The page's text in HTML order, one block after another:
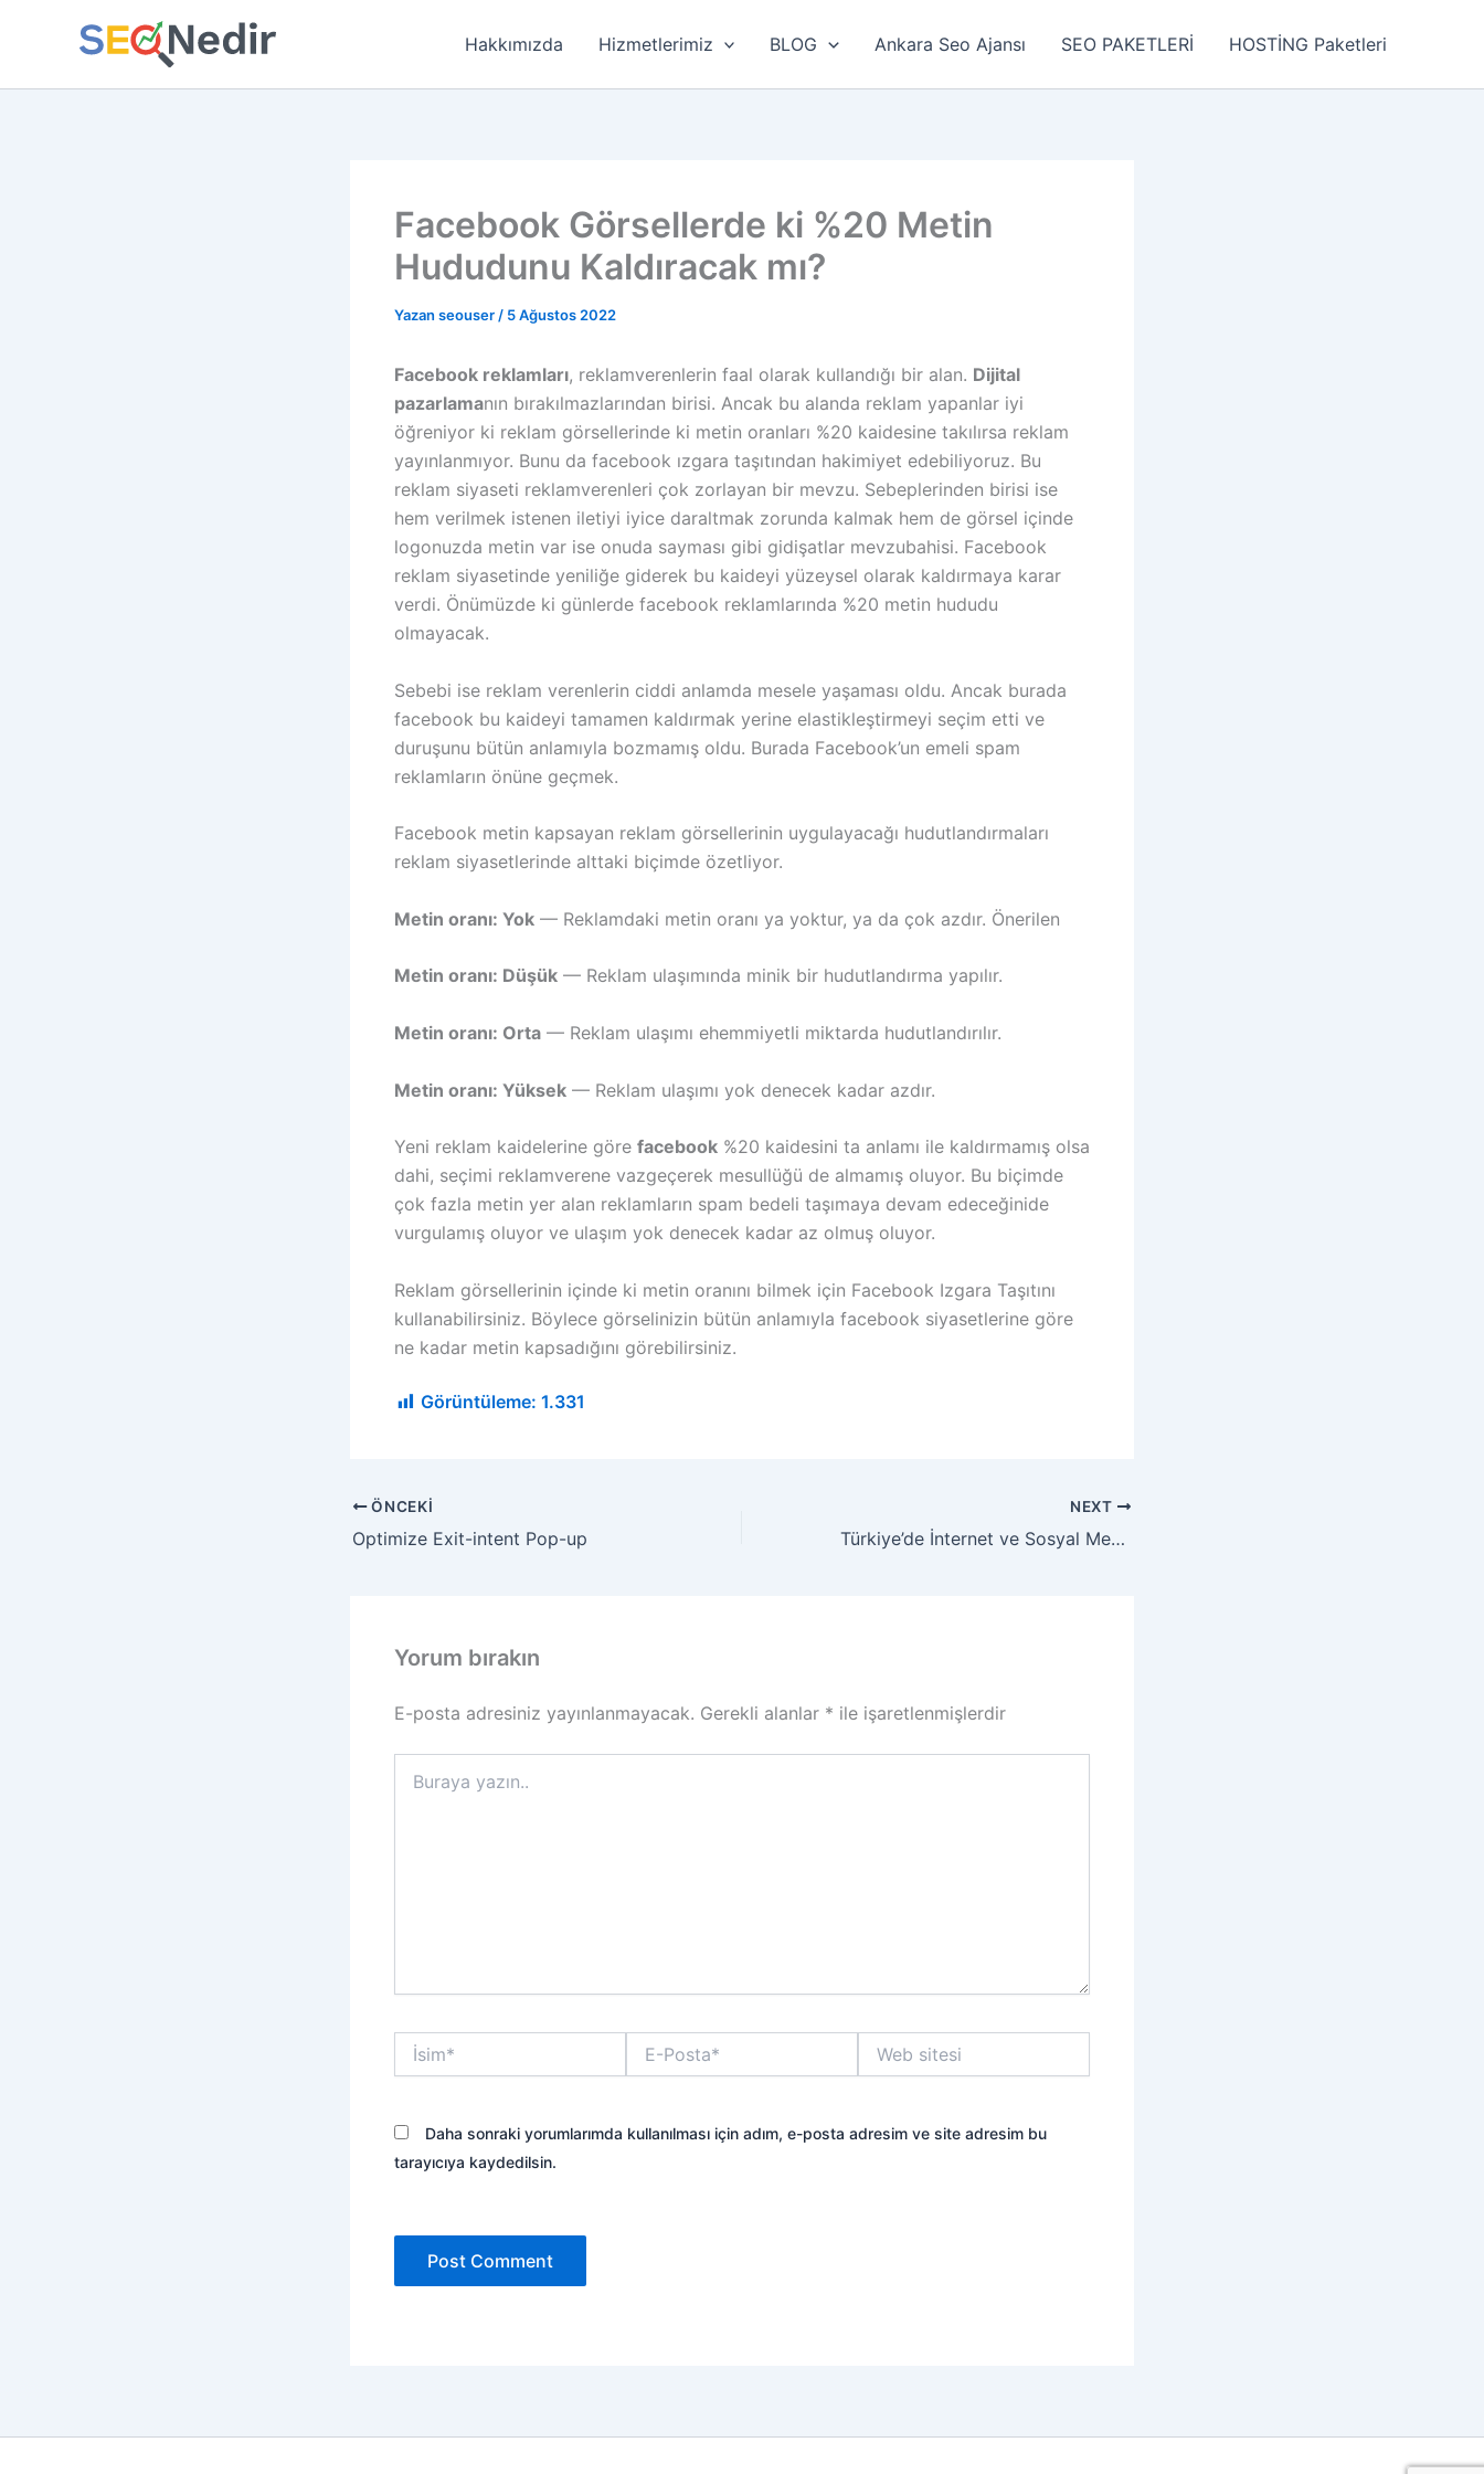
Hakkımızda Hizmetlerimiz BLOG Ankara Seo Ajansı SEO PAKETLERİ HOSTİNG Paketleri
Facebook Görsellerde ki %20 Metin
Hududunu Kaldıracak mı?
Yazan seouser / 5 Ağustos 2022
Facebook reklamları, reklamverenlerin faal olarak kullandığı bir alan. Dijital
pazarlamanın bırakılmazlarından birisi. Ancak bu alanda reklam yapanlar iyi
öğreniyor ki reklam görsellerinde ki metin oranları %20 kaidesine takılırsa reklam
yayınlanmıyor. Bunu da facebook ızgara taşıtından hakimiyet edebiliyoruz. Bu
reklam siyaseti reklamverenleri çok zorlayan bir mevzu. Sebeplerinden birisi ise
hem verilmek istenen iletiyi iyice daraltmak zorunda kalmak hem de görsel içinde
logonuzda metin var ise onuda sayması gibi gidişatlar mevzubahisi. Facebook
reklam siyasetinde yeniliğe giderek bu kaideyi yüzeysel olarak kaldırmaya karar
verdi. Önümüzde ki günlerde facebook reklamlarında %20 metin hududu
olmayacak.
Sebebi ise reklam verenlerin ciddi anlamda mesele yaşaması oldu. Ancak burada
facebook bu kaideyi tamamen kaldırmak yerine elastikleştirmeyi seçim etti ve
duruşunu bütün anlamıyla bozmamış oldu. Burada Facebook’un emeli spam
reklamların önüne geçmek.
Facebook metin kapsayan reklam görsellerinin uygulayacağı hudutlandırmaları
reklam siyasetlerinde alttaki biçimde özetliyor.
Metin oranı: Yok — Reklamdaki metin oranı ya yoktur, ya da çok azdır. Önerilen
Metin oranı: Düşük — Reklam ulaşımında minik bir hudutlandırma yapılır.
Metin oranı: Orta — Reklam ulaşımı ehemmiyetli miktarda hudutlandırılır.
Metin oranı: Yüksek — Reklam ulaşımı yok denecek kadar azdır.
Yeni reklam kaidelerine göre facebook %20 kaidesini ta anlamı ile kaldırmamış olsa
dahi, seçimi reklamverene vazgeçerek mesullüğü de almamış oluyor. Bu biçimde
çok fazla metin yer alan reklamların spam bedeli taşımaya devam edeceğinide
vurgulamış oluyor ve ulaşım yok denecek kadar az olmuş oluyor.
Reklam görsellerinin içinde ki metin oranını bilmek için Facebook Izgara Taşıtını
kullanabilirsiniz. Böylece görselinizin bütün anlamıyla facebook siyasetlerine göre
ne kadar metin kapsadığını görebilirsiniz.
Görüntüleme: 1.331
ÖNCEKI
Optimize Exit-intent Pop-up
NEXT
Türkiye’de İnternet ve Sosyal Medya Kullanıcıları
Yorum bırakın
E-posta adresiniz yayınlanmayacak. Gerekli alanlar * ile işaretlenmişlerdir
yazın..
İsim*
Posta*
sitesi
Daha sonraki yorumlarımda kullanılması için adım, e-posta adresim ve site adresim bu
tarayıcıya kaydedilsin.